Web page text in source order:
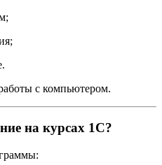
с компьютером.
на курсах 1С?